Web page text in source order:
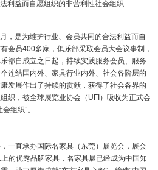
利益而自愿组织的非营利性社会组织
，是为维护行业、会员共同的合法利益而自
会员400多家，俱乐部采取会员大会议事制，
部自成立之日起，持续实践服务会员、服务
连结国内外、家具行业内外、社会各阶层的
发展作出了持续的贡献，获得了社会各界的
织，被全球展览业协会（UFI）吸收为正式会
组织”。
一直承办国际名家具（东莞）展览会，展会
的优秀品牌家具，名家具展已经成为中国知